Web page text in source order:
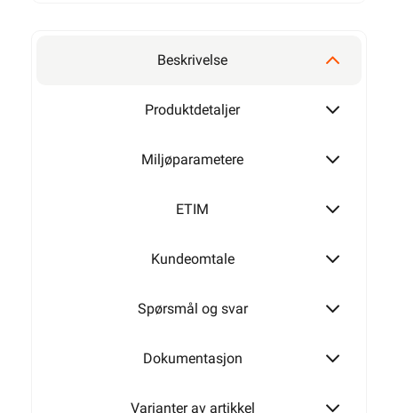
Beskrivelse
Produktdetaljer
Miljøparametere
ETIM
Kundeomtale
Spørsmål og svar
Dokumentasjon
Varianter av artikkel